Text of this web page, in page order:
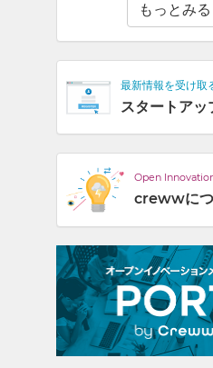
もっとみる
最新情報を受け取
スタートアッ
Open
crewwに